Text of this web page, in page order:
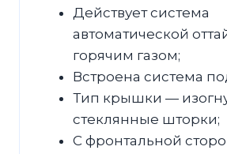
Действует система
автоматической
горячим газом;
Встроена система
Тип крышки —
стеклянные шторки;
С фронтальной